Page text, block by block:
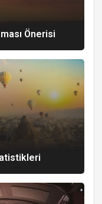
Önerisi